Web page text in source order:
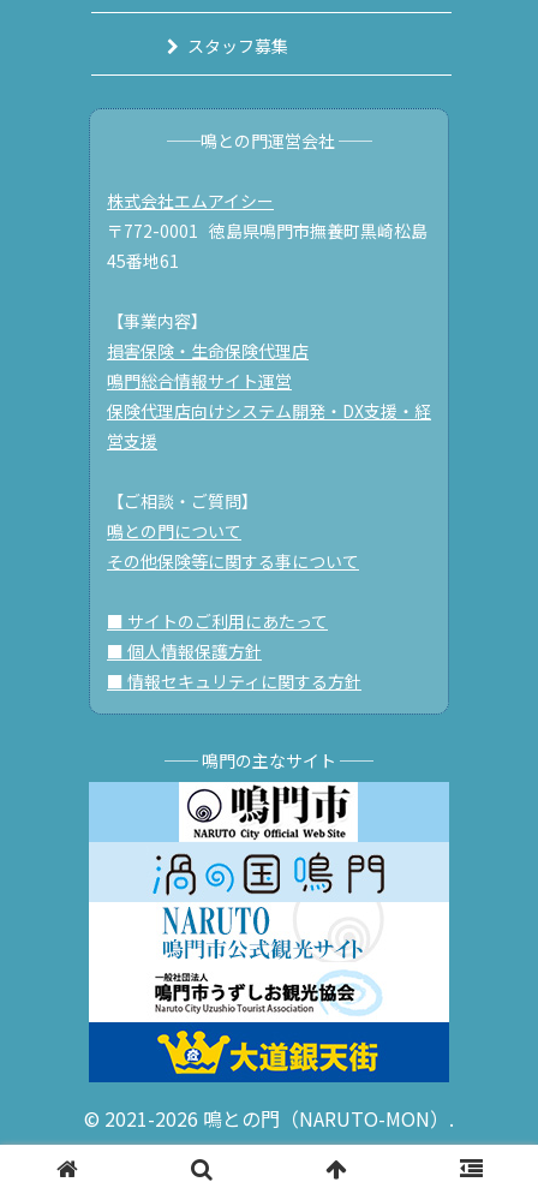
スタッフ募集
──鳴との門運営会社 ──
株式会社エムアイシー
〒772-0001 徳島県鳴門市撫養町黒崎松島
45番地61
【事業内容】
損害保険・生命保険代理店
鳴門総合情報サイト運営
保険代理店向けシステム開発・DX支援・経
営支援
【ご相談・ご質問】
鳴との門について
その他保険等に関する事について
■ サイトのご利用にあたって
■ 個人情報保護方針
■ 情報セキュリティに関する方針
── 鳴門の主なサイト ──
© 2021-2026 鳴との門（NARUTO-MON）.